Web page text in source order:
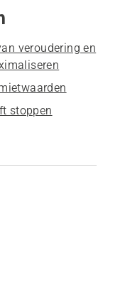
veroudering en
stoppen